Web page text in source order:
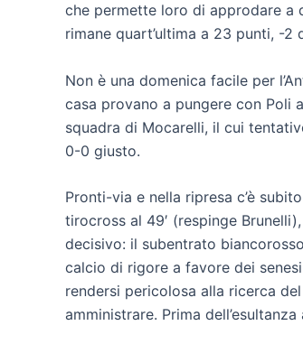
che permette loro di approdare a
rimane quart’ultima a 23 punti, -
Non è una domenica facile per
casa provano a pungere con Poli
squadra di Mocarelli, il cui
0-0 giusto.
Pronti-via e nella ripresa c’è
tirocross al 49′ (respinge
decisivo: il subentrato
calcio di rigore a favore dei
rendersi pericolosa alla ricerca
amministrare. Prima